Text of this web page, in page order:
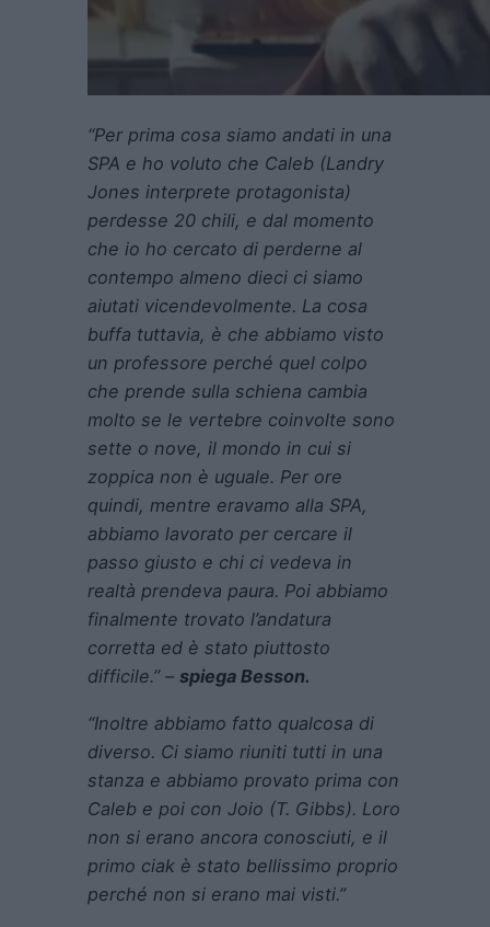
“Per prima cosa siamo andati in una
SPA e ho voluto che Caleb (Landry
Jones interprete protagonista)
perdesse 20 chili, e dal momento
che io ho cercato di perderne al
contempo almeno dieci ci siamo
aiutati vicendevolmente. La cosa
buffa tuttavia, è che abbiamo visto
un professore perché quel colpo
che prende sulla schiena cambia
molto se le vertebre coinvolte sono
sette o nove, il mondo in cui si
zoppica non è uguale. Per ore
quindi, mentre eravamo alla SPA,
abbiamo lavorato per cercare il
passo giusto e chi ci vedeva in
realtà prendeva paura. Poi abbiamo
finalmente trovato l’andatura
corretta ed è stato piuttosto
difficile.” – spiega Besson.
“Inoltre abbiamo fatto qualcosa di
diverso. Ci siamo riuniti tutti in una
stanza e abbiamo provato prima con
Caleb e poi con Joio (T. Gibbs). Loro
non si erano ancora conosciuti, e il
primo ciak è stato bellissimo proprio
perché non si erano mai visti.”